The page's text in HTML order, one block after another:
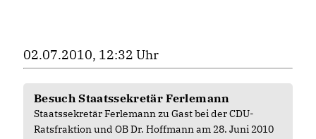
02.07.2010, 12:32 Uhr
Besuch Staatssekretär Ferlemann
Staatssekretär Ferlemann zu Gast bei der CDU-
Ratsfraktion und OB Dr. Hoffmann am 28. Juni 2010